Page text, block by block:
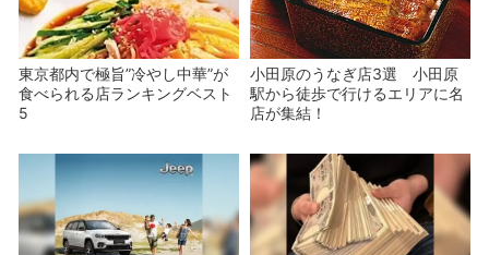
東京都内で極旨”冷やし中華”が
食べられる店ランキングベスト
5
小田原のうなぎ店3選 小田原
駅から徒歩で行けるエリアに名
店が集結！